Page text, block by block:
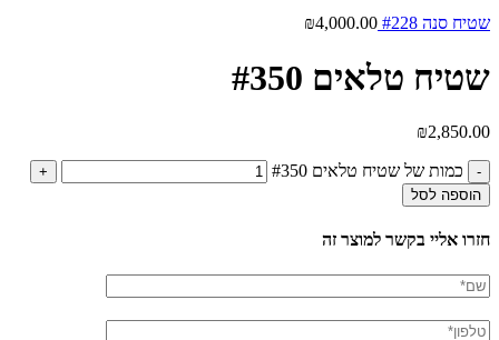
שטיח סנה #228 ₪4,000.00
שטיח טלאים #350
₪2,850.00
כמות של שטיח טלאים #350
הוספה לסל
חזרו אליי בקשר למוצר זה